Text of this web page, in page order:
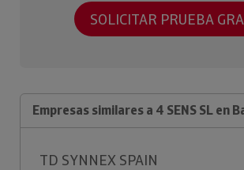
SOLICITAR PRUEBA
Empresas similares a 4 SENS SL en
TD SYNNEX SPAIN